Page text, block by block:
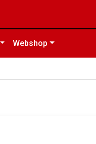
Webshop